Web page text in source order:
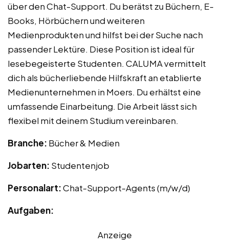
über den Chat-Support. Du berätst zu Büchern, E-
Books, Hörbüchern und weiteren
Medienprodukten und hilfst bei der Suche nach
passender Lektüre. Diese Position ist ideal für
lesebegeisterte Studenten. CALUMA vermittelt
dich als bücherliebende Hilfskraft an etablierte
Medienunternehmen in Moers. Du erhältst eine
umfassende Einarbeitung. Die Arbeit lässt sich
flexibel mit deinem Studium vereinbaren.
Branche: Bücher & Medien
Jobarten: Studentenjob
Personalart:Chat-Support-Agents (m/w/d)
Aufgaben:
Anzeige